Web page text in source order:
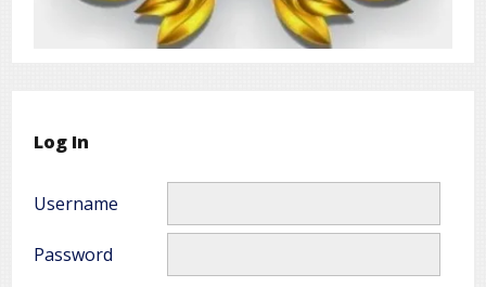
Log In
Username
Password